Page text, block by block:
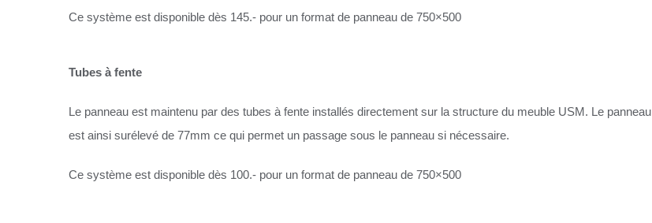
Ce système est disponible dès 145.- pour un format de panneau de 750×500
Tubes à fente
Le panneau est maintenu par des tubes à fente installés directement sur la structure du meuble USM. Le panneau
est ainsi surélevé de 77mm ce qui permet un passage sous le panneau si nécessaire.
Ce système est disponible dès 100.- pour un format de panneau de 750×500